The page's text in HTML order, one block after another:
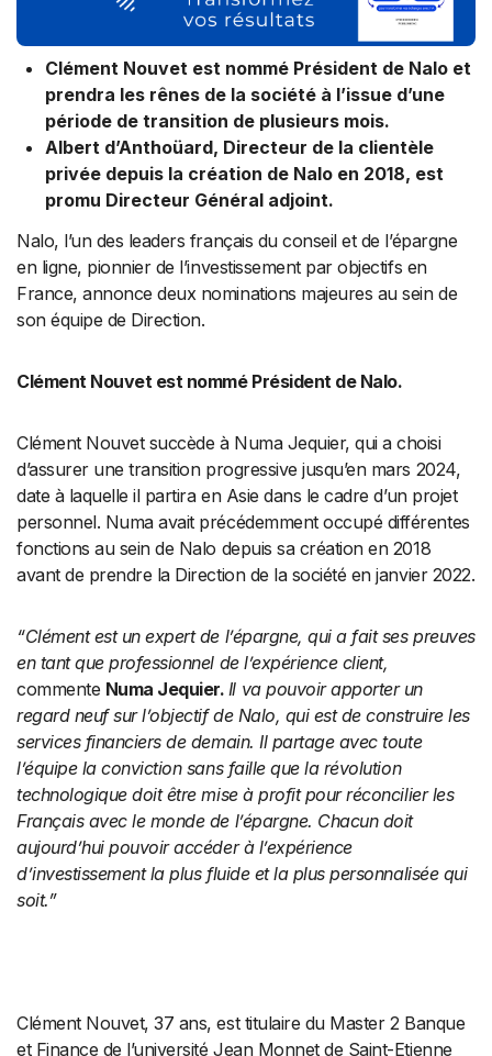
Clément Nouvet est nommé Président de Nalo et
prendra les rênes de la société à l’issue d’une
période de transition de plusieurs mois.
Albert d’Anthoüard, Directeur de la clientèle
privée depuis la création de Nalo en 2018, est
promu Directeur Général adjoint.
Nalo, l’un des leaders français du conseil et de l’épargne
en ligne, pionnier de l’investissement par objectifs en
France, annonce deux nominations majeures au sein de
son équipe de Direction.
Clément Nouvet est nommé Président de Nalo.
Clément Nouvet succède à Numa Jequier, qui a choisi
d’assurer une transition progressive jusqu’en mars 2024,
date à laquelle il partira en Asie dans le cadre d’un projet
personnel. Numa avait précédemment occupé différentes
fonctions au sein de Nalo depuis sa création en 2018
avant de prendre la Direction de la société en janvier 2022.
“Clément est un expert de l’épargne, qui a fait ses preuves
en tant que professionnel de l’expérience client,
commente Numa Jequier. Il va pouvoir apporter un
regard neuf sur l’objectif de Nalo, qui est de construire les
services financiers de demain. Il partage avec toute
l’équipe la conviction sans faille que la révolution
technologique doit être mise à profit pour réconcilier les
Français avec le monde de l’épargne. Chacun doit
aujourd’hui pouvoir accéder à l’expérience
d’investissement la plus fluide et la plus personnalisée qui
soit.”
Clément Nouvet, 37 ans, est titulaire du Master 2 Banque
et Finance de l’université Jean Monnet de Saint-Etienne